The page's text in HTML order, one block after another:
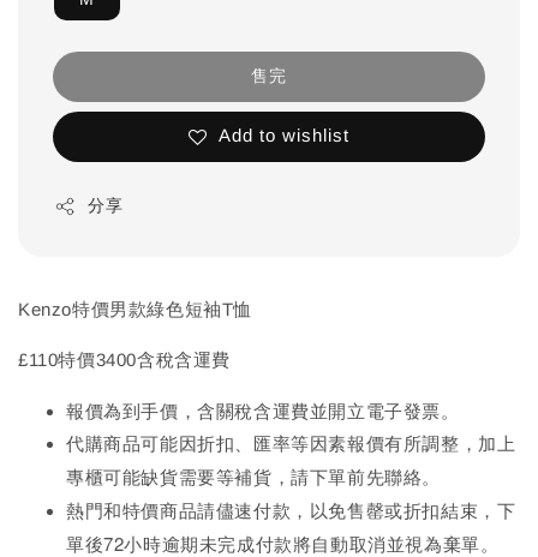
售完
Add to wishlist
分享
Kenzo特價男款綠色短袖T恤
£110特價3400含稅含運費
報價為到手價，含關稅含運費並開立電子發票。
代購商品可能因折扣、匯率等因素報價有所調整，加上
專櫃可能缺貨需要等補貨，請下單前先聯絡。
熱門和特價商品請儘速付款，以免售罄或折扣結束，下
單後72小時逾期未完成付款將自動取消並視為棄單。